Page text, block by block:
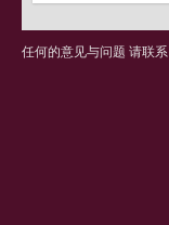
任何的意见与问题 请联系